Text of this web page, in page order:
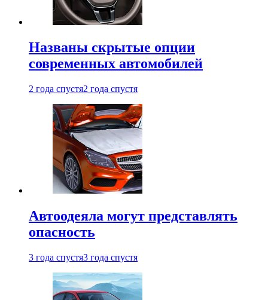
Названы скрытые опции
современных автомобилей
2 года спустя2 года спустя
Автоодеяла могут представлять
опасность
3 года спустя3 года спустя